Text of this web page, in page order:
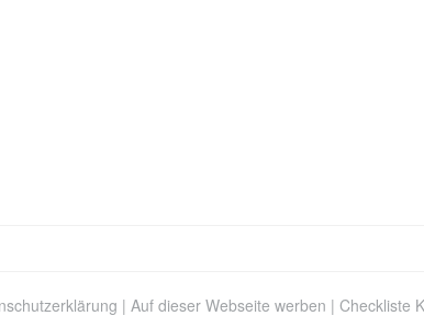
| Auf dieser Webseite werben | Checkliste